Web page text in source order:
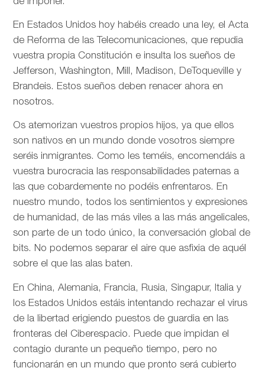
En Estados Unidos hoy habéis creado una ley, el Acta
de Reforma de las Telecomunicaciones, que repudia
vuestra propia Constitución e insulta los sueños de
Jefferson, Washington, Mill, Madison, DeToqueville y
Brandeis. Estos sueños deben renacer ahora en
nosotros.
Os atemorizan vuestros propios hijos, ya que ellos
son nativos en un mundo donde vosotros siempre
seréis inmigrantes. Como les teméis, encomendáis a
vuestra burocracia las responsabilidades paternas a
las que cobardemente no podéis enfrentaros. En
nuestro mundo, todos los sentimientos y expresiones
de humanidad, de las más viles a las más angelicales,
son parte de un todo único, la conversación global de
bits. No podemos separar el aire que asfixia de aquél
sobre el que las alas baten.
En China, Alemania, Francia, Rusia, Singapur, Italia y
los Estados Unidos estáis intentando rechazar el virus
de la libertad erigiendo puestos de guardia en las
fronteras del Ciberespacio. Puede que impidan el
contagio durante un pequeño tiempo, pero no
funcionarán en un mundo que pronto será cubierto